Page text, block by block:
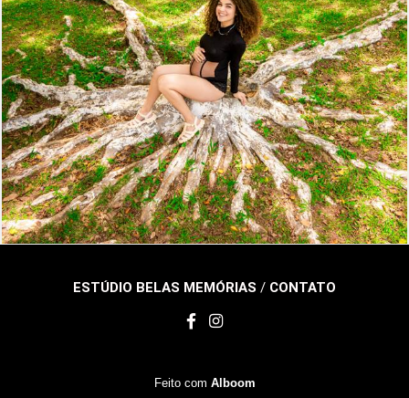
407 0
ESTÚDIO BELAS MEMÓRIAS / CONTATO
Feito com Alboom